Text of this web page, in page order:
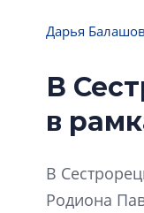
Дарья
В
в
В
Родиона